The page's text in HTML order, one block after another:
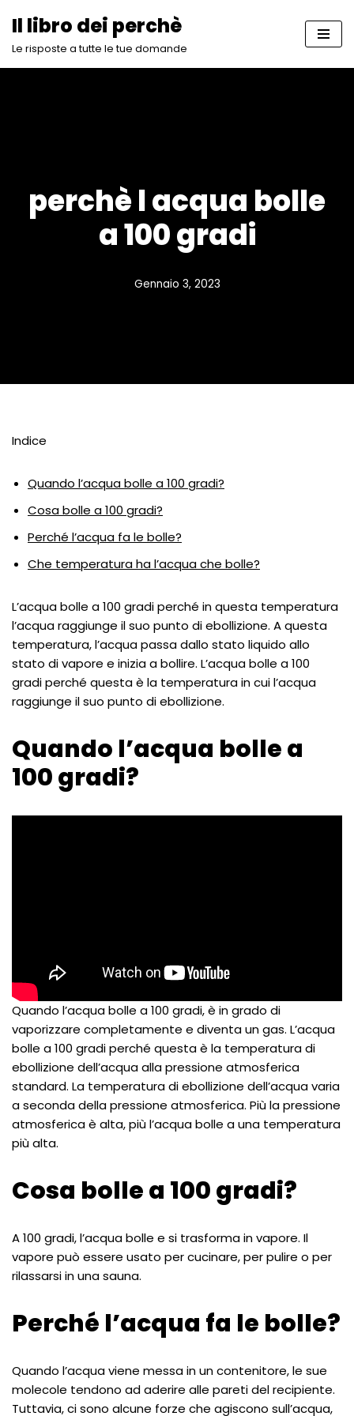
Vai
Il libro dei perchè
Le risposte a tutte le tue domande
perchè l acqua bolle
a 100 gradi
Gennaio 3, 2023
Indice
Quando l’acqua bolle a 100 gradi?
Cosa bolle a 100 gradi?
Perché l’acqua fa le bolle?
Che temperatura ha l’acqua che bolle?
L’acqua bolle a 100 gradi perché in questa temperatura
l’acqua raggiunge il suo punto di ebollizione. A questa
temperatura, l’acqua passa dallo stato liquido allo
stato di vapore e inizia a bollire. L’acqua bolle a 100
gradi perché questa è la temperatura in cui l’acqua
raggiunge il suo punto di ebollizione.
Quando l’acqua bolle a
100 gradi?
Quando l’acqua bolle a 100 gradi, è in grado di
vaporizzare completamente e diventa un gas. L’acqua
bolle a 100 gradi perché questa è la temperatura di
ebollizione dell’acqua alla pressione atmosferica
standard. La temperatura di ebollizione dell’acqua varia
a seconda della pressione atmosferica. Più la pressione
atmosferica è alta, più l’acqua bolle a una temperatura
più alta.
Cosa bolle a 100 gradi?
A 100 gradi, l’acqua bolle e si trasforma in vapore. Il
vapore può essere usato per cucinare, per pulire o per
rilassarsi in una sauna.
Perché l’acqua fa le bolle?
Quando l’acqua viene messa in un contenitore, le sue
molecole tendono ad aderire alle pareti del recipiente.
Tuttavia, ci sono alcune forze che agiscono sull’acqua,